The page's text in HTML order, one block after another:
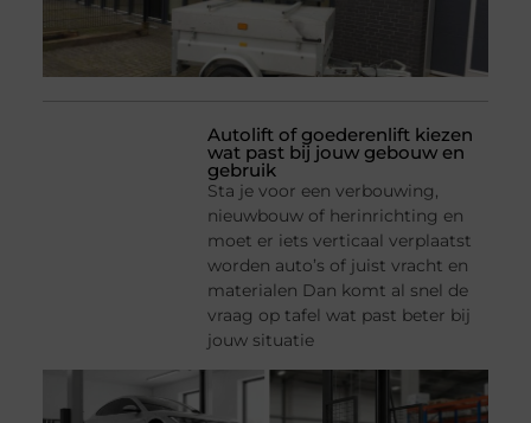
Autolift of goederenlift kiezen
wat past bij jouw gebouw en
gebruik
Sta je voor een verbouwing,
nieuwbouw of herinrichting en
moet er iets verticaal verplaatst
worden auto’s of juist vracht en
materialen Dan komt al snel de
vraag op tafel wat past beter bij
jouw situatie